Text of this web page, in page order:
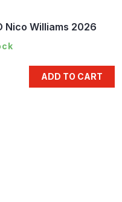
Nico Williams 2026
ADD TO CART